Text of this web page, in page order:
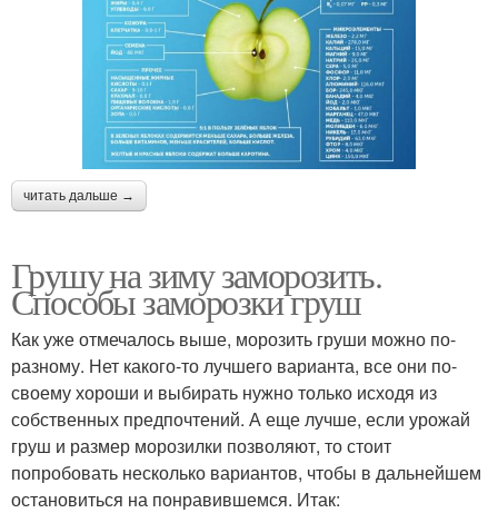
читать дальше →
Грушу на зиму заморозить.
Способы заморозки груш
Как уже отмечалось выше, морозить груши можно по-
разному. Нет какого-то лучшего варианта, все они по-
своему хороши и выбирать нужно только исходя из
собственных предпочтений. А еще лучше, если урожай
груш и размер морозилки позволяют, то стоит
попробовать несколько вариантов, чтобы в дальнейшем
остановиться на понравившемся. Итак: